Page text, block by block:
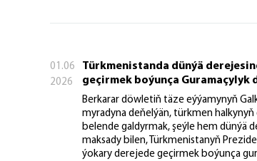
01.06
2026
Türkmenistanda dünýä
geçirmek boýunça
Berkarar döwletiň täze eýýamynyň
myradyna deňelýän, türkmen
belende galdyrmak, şeýle hem dünýä
maksady bilen, Türkmenistanyň
ýokary derejede geçirmek boýunça